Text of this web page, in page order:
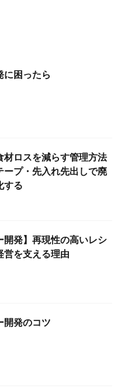
に困ったら
材ロスを減らす管理方法
ープ・先入れ先出しで廃
する
開発】再現性の高いレシ
営を支える理由
開発のコツ